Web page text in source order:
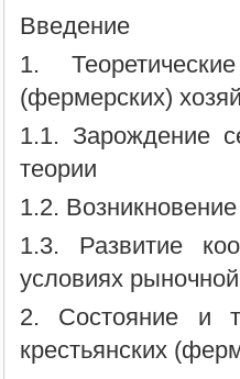
Введение
1.
(фермерских)
1.1. Зарождение
теории
1.2.
1.3. Развитие
условиях
2. Состояние и
крестьянских